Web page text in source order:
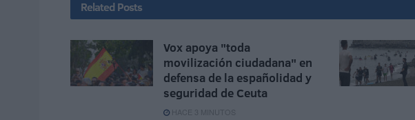
Related Posts
Vox apoya "toda
movilización ciudadana" en
defensa de la españolidad y
seguridad de Ceuta
HACE 3 MINUTOS